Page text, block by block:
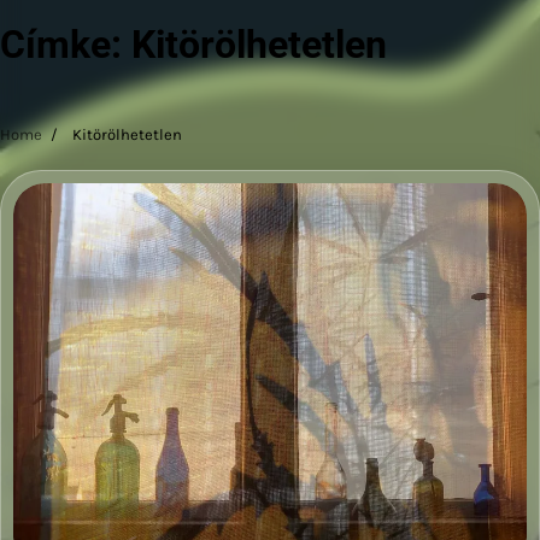
Címke: Kitörölhetetlen
Home Kitörölhetetlen